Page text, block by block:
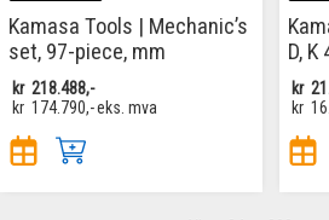
Kamasa Tools | Mechanic’s
set, 97-piece, mm
kr 218.488,-
kr 174.790,-eks. mva
D, K
kr
kr